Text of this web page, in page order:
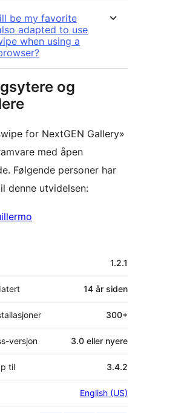
be my favorite
adapted to use
when using a
og
for NextGEN Gallery»
med åpen
Følgende personer har
denne utvidelsen:
1.2.1
14 år siden
300+
versjon 3.0 eller nyere
til 3.4.2
English (US)